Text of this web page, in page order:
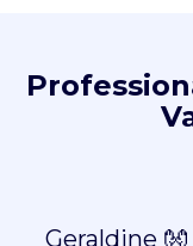
Geraldine